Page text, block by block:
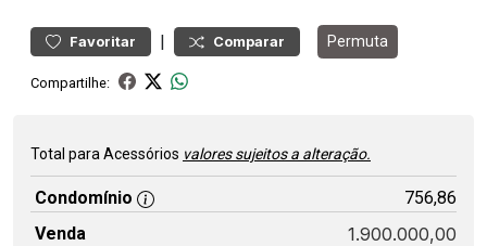
Favoritar | Comparar Permuta
Compartilhe:
Total para Acessórios valores sujeitos a alteração.
Condomínio
756,86
Venda
1.900.000,00